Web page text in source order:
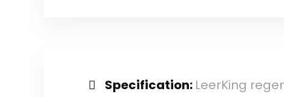
Specification: LeerKing